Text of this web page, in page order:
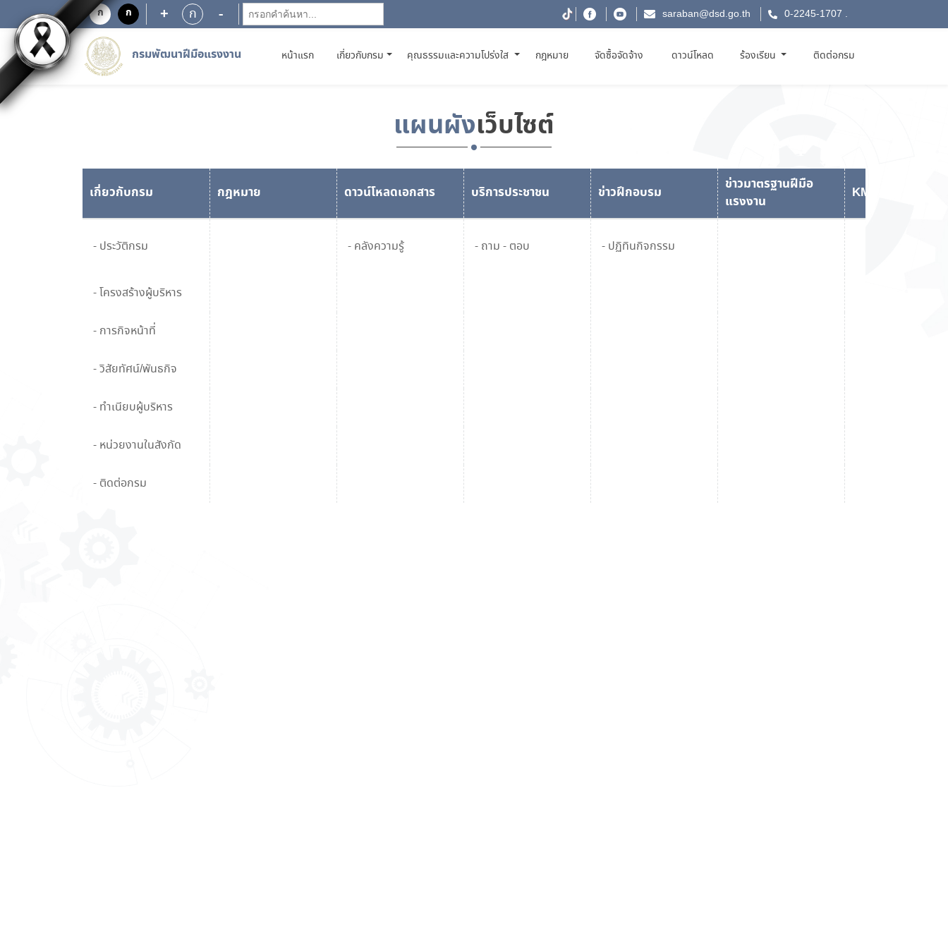
ก ก + ก - saraban@dsd.go.th 0-2245-1707 .
กรมพัฒนาฝีมือแรงงาน หน้าแรก(CURRENT)
เกี่ยวกับกรม คุณธรรมและความโปร่งใส กฎหมาย จัดซื้อจัดจ้าง ดาวน์โหลด ร้องเรียน ติดต่อกรม
แผนผังเว็บไซต์
เกี่ยวกับกรม กฎหมาย ดาวน์โหลดเอกสาร บริการประชาชน ข่าวฝึกอบรม
ข่าวมาตรฐานฝีมือ
แรงงาน
KM CORNER
- ประวัติกรม - คลังความรู้ - ถาม - ตอบ - ปฏิทินกิจกรรม
- โครงสร้างผู้บริหาร
- การกิจหน้าที่
- วิสัยทัศน์/พันธกิจ
- ทำเนียบผู้บริหาร
- หน่วยงานในสังกัด
- ติดต่อกรม